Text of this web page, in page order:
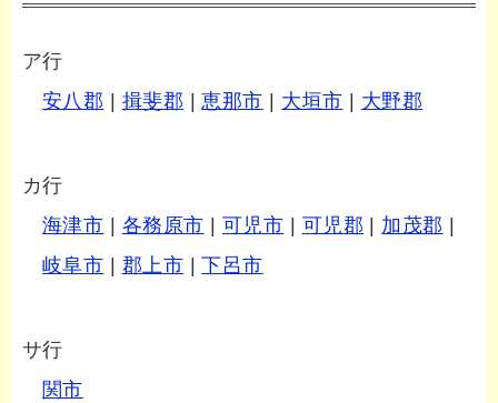
ア行
安八郡
揖斐郡 |恵那市 大垣市 大野郡
カ行
海津市
各務原市 可児市 可児郡 加茂郡
岐阜市
郡上市 |下呂市
サ行
関市